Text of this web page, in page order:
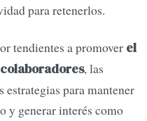
para retenerlos.
tendientes a promover el
, las
estrategias para mantener
y generar interés como